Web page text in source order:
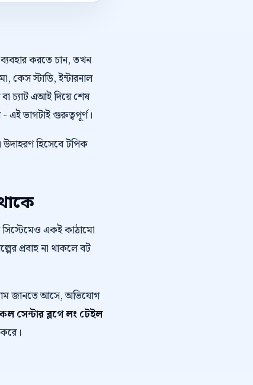
করতে চান, তখন
কেস স্টাডি, ইন্টারনাল
চ্যাট এআই দিয়ে শেষ
এই ভাগটাই গুরুত্বপূর্ণ।
উদাহরণ হিসেবে টপিক
একই কাঠামো
প্রবাহ না থাকলে বট
জানতে আসে, অভিযোগ
সেন্টার ব্লগে লং টেইল